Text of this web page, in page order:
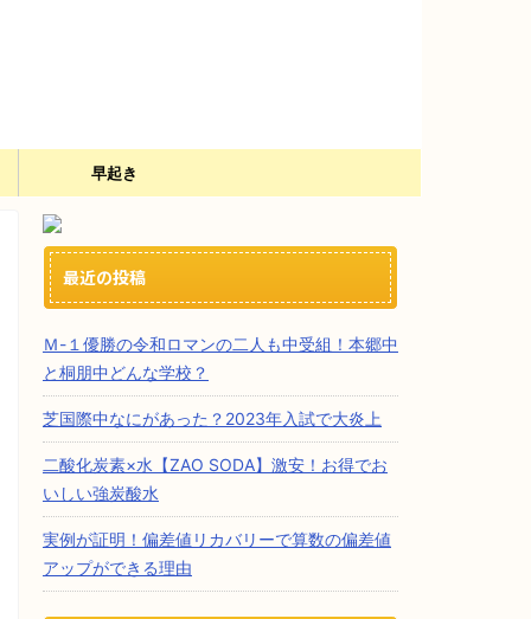
早起き
最近の投稿
Ｍ-１優勝の令和ロマンの二人も中受組！本郷中
と桐朋中どんな学校？
芝国際中なにがあった？2023年入試で大炎上
二酸化炭素×水【ZAO SODA】激安！お得でお
いしい強炭酸水
実例が証明！偏差値リカバリーで算数の偏差値
アップができる理由